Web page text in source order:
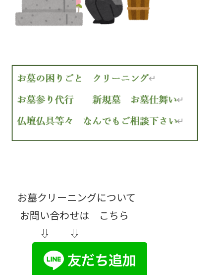
お墓クリーニングについて
お問い合わせは こちら
⇩ ⇩